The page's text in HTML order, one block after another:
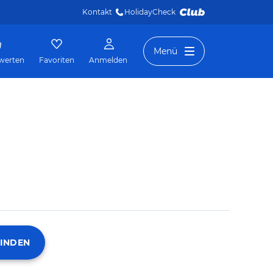
Kontakt HolidayCheck
Favoriten Anmelden
Menü